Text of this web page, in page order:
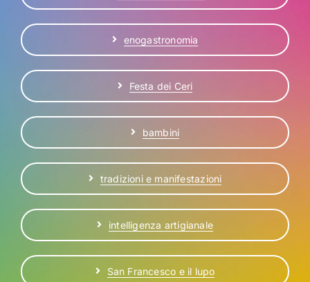
enogastronomia
Festa dei Ceri
bambini
tradizioni e manifestazioni
intelligenza artigianale
San Francesco e il lupo